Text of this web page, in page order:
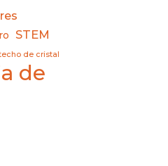
STEM
de cristal
de